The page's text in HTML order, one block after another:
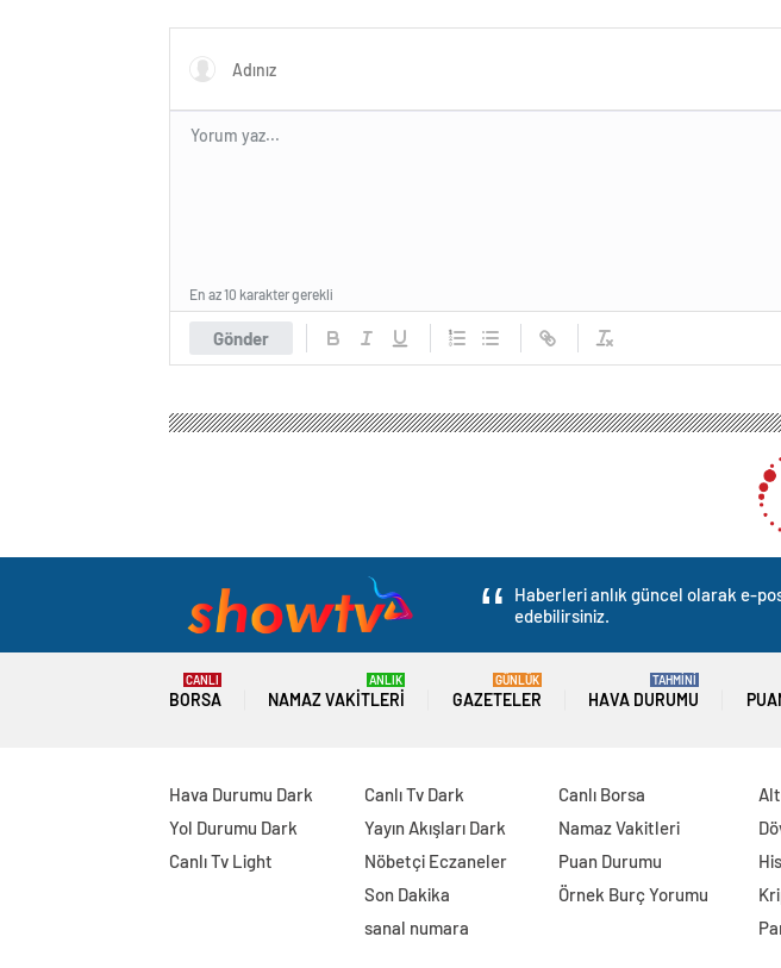
Gönder
En az 10 karakter gerekli
Haberleri anlık güncel olarak e-
edebilirsiniz.
BORSA
CANLI
NAMAZ VAKITLERI
ANLIK
GAZETELER
GÜNLÜK
HAVA DURUMU
TAHMİNİ
Hava Durumu Dark
Yol Durumu Dark
Canlı Tv Light
Canlı Tv Dark
Yayın Akışları Dark
Nöbetçi Eczaneler
Son Dakika
sanal numara
Canlı Borsa
Namaz Vakitleri
Puan Durumu
Örnek Burç Yorumu